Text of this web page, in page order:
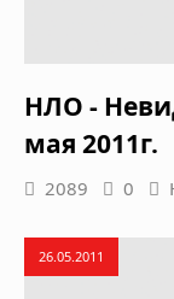
НЛО -
мая 2011г.
2089 0
26.05.2011